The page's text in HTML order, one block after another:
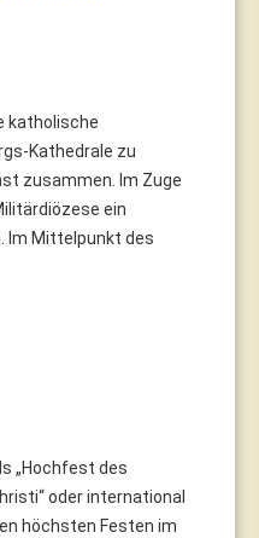
katholische
Kathedrale zu
zusammen. Im Zuge
ein
Im Mittelpunkt des
„Hochfest des
oder international
höchsten Festen im